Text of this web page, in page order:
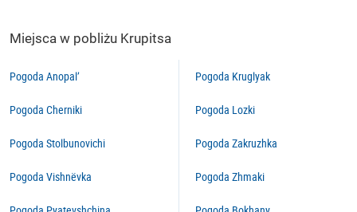
Miejsca w pobliżu Krupitsa
Pogoda Anopal’
Pogoda Cherniki
Pogoda Stolbunovichi
Pogoda Vishnëvka
Pogoda Kruglyak
Pogoda Lozki
Pogoda Zakruzhka
Pogoda Zhmaki